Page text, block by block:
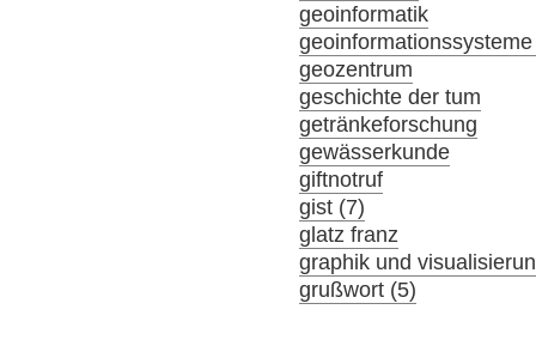
geoinformatik
geozentrum
geschichte der tum
getränkeforschung
gewässerkunde
giftnotruf
gist (7)
glatz franz
graphik und
grußwort (5)